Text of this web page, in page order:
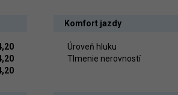
Komfort jazdy
Úroveň hluku
Tlmenie nerovností